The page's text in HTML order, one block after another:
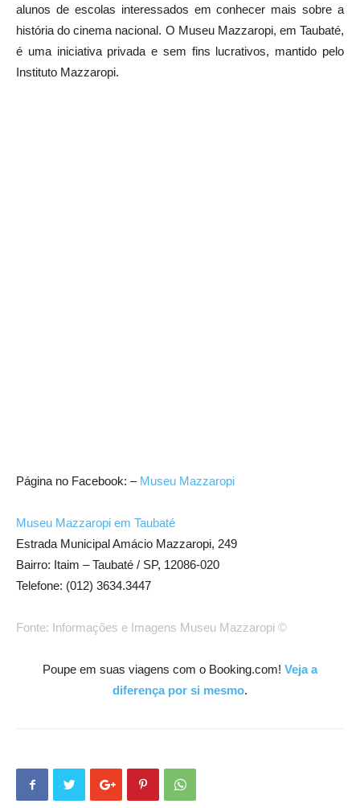
alunos de escolas interessados em conhecer mais sobre a
história do cinema nacional. O Museu Mazzaropi, em Taubaté,
é uma iniciativa privada e sem fins lucrativos, mantido pelo
Instituto Mazzaropi.
Página no Facebook: – Museu Mazzaropi
Museu Mazzaropi em Taubaté
Estrada Municipal Amácio Mazzaropi, 249
Bairro: Itaim – Taubaté / SP, 12086-020
Telefone: (012) 3634.3447
Fonte: Informações e Imagens Museu Mazzaropi ©
Poupe em suas viagens com o Booking.com! Veja a
diferença por si mesmo.